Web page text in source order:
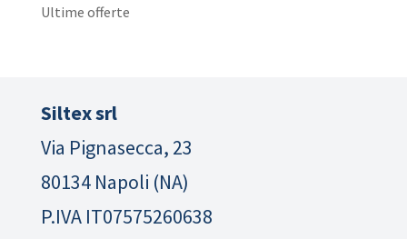
Ultime offerte
Siltex srl
Via Pignasecca, 23
80134 Napoli (NA)
P.IVA IT07575260638